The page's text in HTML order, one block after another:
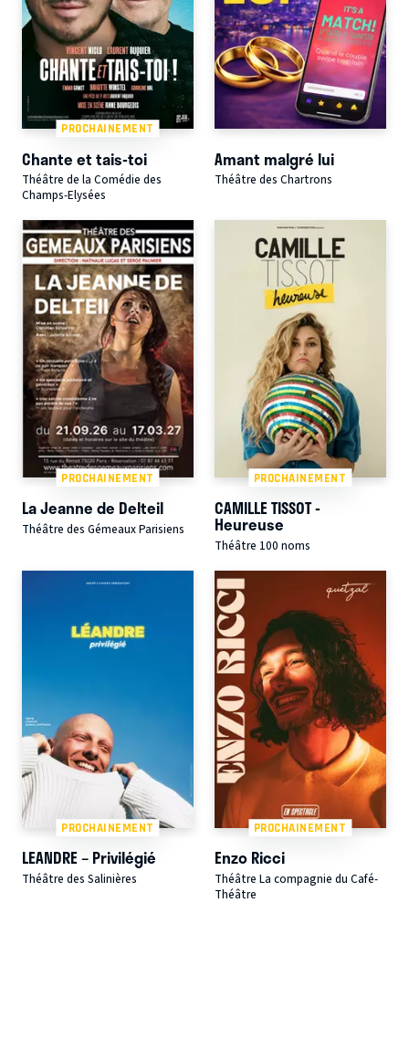
PROCHAINEMENT
Chante et tais-toi
Théâtre de la Comédie des
Champs-Elysées
Amant malgré lui
Théâtre des Chartrons
PROCHAINEMENT
La Jeanne de Delteil
Théâtre des Gémeaux Parisiens
PROCHAINEMENT
CAMILLE TISSOT -
Heureuse
Théâtre 100 noms
PROCHAINEMENT
LEANDRE – Privilégié
Théâtre des Salinières
PROCHAINEMENT
Enzo Ricci
Théâtre La compagnie du Café-
Théâtre